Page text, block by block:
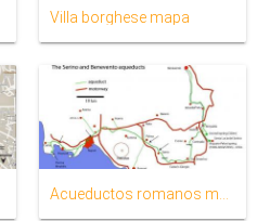
Villa borghese mapa